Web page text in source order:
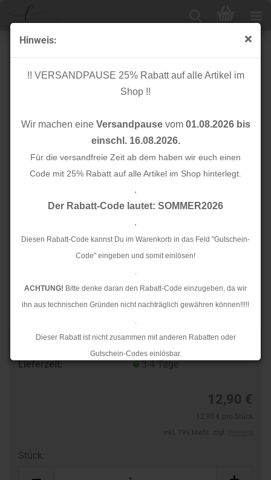
Hinweis:
!! VERSANDPAUSE 25% Rabatt auf alle Artikel im
Shop !!
Wir machen eine Versandpausevom 01.08.2026 bis
einschl. 16.08.2026.
Für die versandfreie Zeit ab dem haben wir euch einen
Code mit 25% Rabatt auf alle Artikel im Shop hinterlegt.
.
Der Rabatt-Code lautet: SOMMER2026
.
Diesen Rabatt-Code kannst Du im Warenkorb in das Feld "Gutschein-
Code" eingeben und somit einlösen!
.
ACHTUNG! Bitte denke daran den Rabatt-Code einzugeben, da wir
ihn aus technischen Gründen nicht nachträglich gewähren können!!!!!
.
Dieser Rabatt ist nicht zusammen mit anderen Rabatten oder
Gutschein-Codes einlösbar.
.
Rückstaus kann es jedoch zu längeren Lieferzeiten kommen.
Papierschnittmuster - Westigan woman No.37-
Lillesol&Pelle
Lieferzeit:
3-4 Tage
12,90 €
Stück: